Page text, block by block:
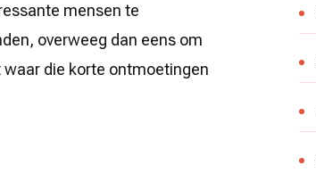
mensen te
overweeg dan eens om
die korte ontmoetingen